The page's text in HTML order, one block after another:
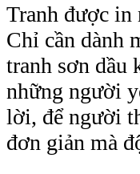
Tranh được in
Chỉ cần dành
tranh sơn dầu
những người
lời, để người
đơn giản mà